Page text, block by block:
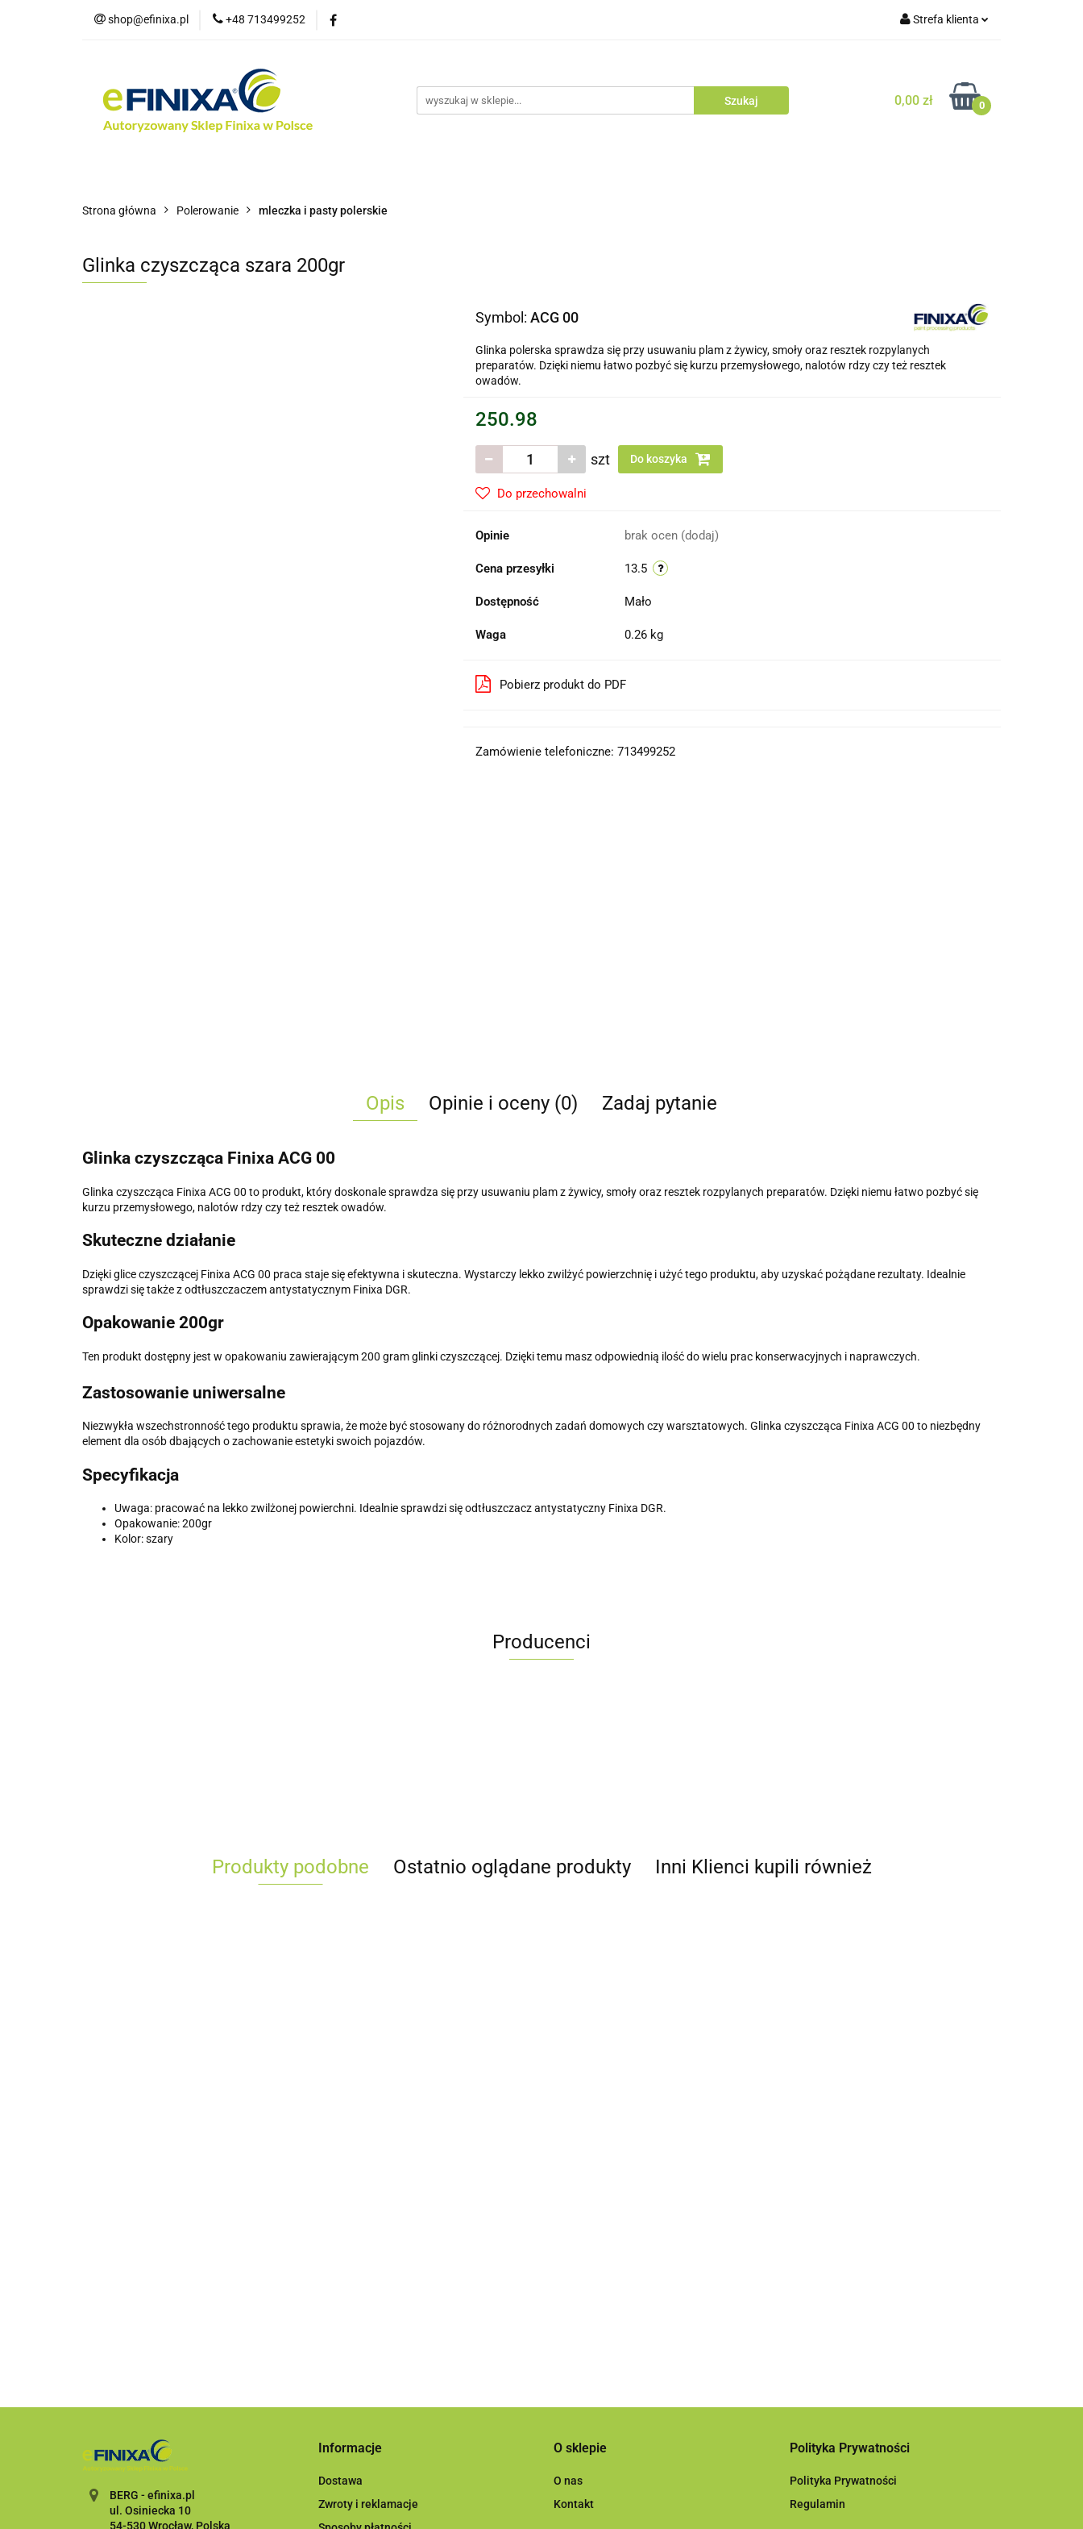
shop@efinixa.pl +48 713499252 Strefa klienta
Zarejestruj się
Dodaj zgłoszenie
0,00 zł 0
Strona główna Polerowanie mleczka i pasty polerskie
Glinka czyszcząca szara 200gr
Symbol: ACG 00
Glinka polerska sprawdza się przy usuwaniu plam z żywicy, smoły oraz resztek rozpylanych
preparatów. Dzięki niemu łatwo pozbyć się kurzu przemysłowego, nalotów rdzy czy też resztek
owadów.
250.98
szt Do koszyka
Do przechowalni
Opinie brak ocen (dodaj)
Cena przesyłki 13.5
Dostępność Mało
Waga 0.26 kg
Pobierz produkt do PDF
Zamówienie telefoniczne: 713499252
Opis Opinie i oceny (0) Zadaj pytanie
Glinka czyszcząca Finixa ACG 00
Glinka czyszcząca Finixa ACG 00 to produkt, który doskonale sprawdza się przy usuwaniu plam z żywicy, smoły oraz resztek rozpylanych preparatów. Dzięki niemu łatwo pozbyć się
kurzu przemysłowego, nalotów rdzy czy też resztek owadów.
Skuteczne działanie
Dzięki glice czyszczącej Finixa ACG 00 praca staje się efektywna i skuteczna. Wystarczy lekko zwilżyć powierzchnię i użyć tego produktu, aby uzyskać pożądane rezultaty. Idealnie
sprawdzi się także z odtłuszczaczem antystatycznym Finixa DGR.
Opakowanie 200gr
Ten produkt dostępny jest w opakowaniu zawierającym 200 gram glinki czyszczącej. Dzięki temu masz odpowiednią ilość do wielu prac konserwacyjnych i naprawczych.
Zastosowanie uniwersalne
Niezwykła wszechstronność tego produktu sprawia, że może być stosowany do różnorodnych zadań domowych czy warsztatowych. Glinka czyszcząca Finixa ACG 00 to niezbędny
element dla osób dbających o zachowanie estetyki swoich pojazdów.
Specyfikacja
Uwaga: pracować na lekko zwilżonej powierchni. Idealnie sprawdzi się odtłuszczacz antystatyczny Finixa DGR.
Opakowanie: 200gr
Kolor: szary
Producenci
Produkty podobne Ostatnio oglądane produkty Inni Klienci kupili również
BERG - efinixa.pl
ul. Osiniecka 10
54-530 Wrocław, Polska
Informacje
Dostawa
Zwroty i reklamacje
O sklepie
O nas
Kontakt
Polityka Prywatności
Polityka Prywatności
Regulamin